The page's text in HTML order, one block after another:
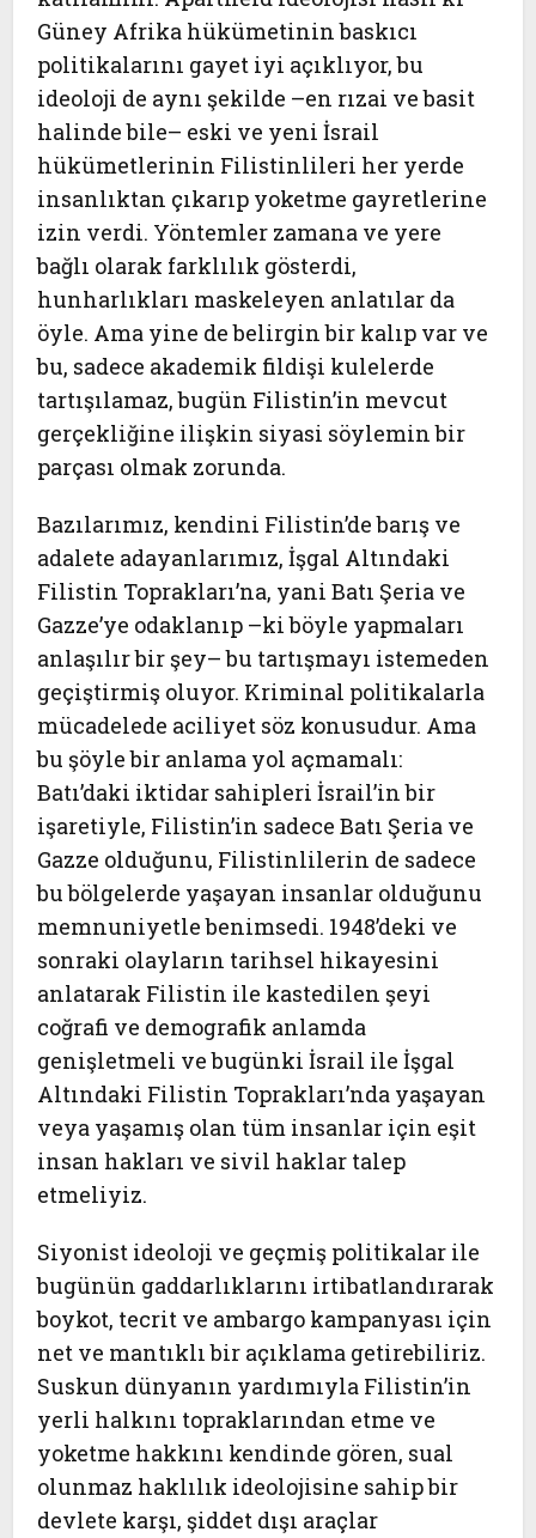
Güney Afrika hükümetinin baskıcı
politikalarını gayet iyi açıklıyor, bu
ideoloji de aynı şekilde –en rızai ve basit
halinde bile– eski ve yeni İsrail
hükümetlerinin Filistinlileri her yerde
insanlıktan çıkarıp yoketme gayretlerine
izin verdi. Yöntemler zamana ve yere
bağlı olarak farklılık gösterdi,
hunharlıkları maskeleyen anlatılar da
öyle. Ama yine de belirgin bir kalıp var ve
bu, sadece akademik fildişi kulelerde
tartışılamaz, bugün Filistin’in mevcut
gerçekliğine ilişkin siyasi söylemin bir
parçası olmak zorunda.
Bazılarımız, kendini Filistin’de barış ve
adalete adayanlarımız, İşgal Altındaki
Filistin Toprakları’na, yani Batı Şeria ve
Gazze’ye odaklanıp –ki böyle yapmaları
anlaşılır bir şey– bu tartışmayı istemeden
geçiştirmiş oluyor. Kriminal politikalarla
mücadelede aciliyet söz konusudur. Ama
bu şöyle bir anlama yol açmamalı:
Batı’daki iktidar sahipleri İsrail’in bir
işaretiyle, Filistin’in sadece Batı Şeria ve
Gazze olduğunu, Filistinlilerin de sadece
bu bölgelerde yaşayan insanlar olduğunu
memnuniyetle benimsedi. 1948’deki ve
sonraki olayların tarihsel hikayesini
anlatarak Filistin ile kastedilen şeyi
coğrafi ve demografik anlamda
genişletmeli ve bugünki İsrail ile İşgal
Altındaki Filistin Toprakları’nda yaşayan
veya yaşamış olan tüm insanlar için eşit
insan hakları ve sivil haklar talep
etmeliyiz.
Siyonist ideoloji ve geçmiş politikalar ile
bugünün gaddarlıklarını irtibatlandırarak
boykot, tecrit ve ambargo kampanyası için
net ve mantıklı bir açıklama getirebiliriz.
Suskun dünyanın yardımıyla Filistin’in
yerli halkını topraklarından etme ve
yoketme hakkını kendinde gören, sual
olunmaz haklılık ideolojisine sahip bir
devlete karşı, şiddet dışı araçlar